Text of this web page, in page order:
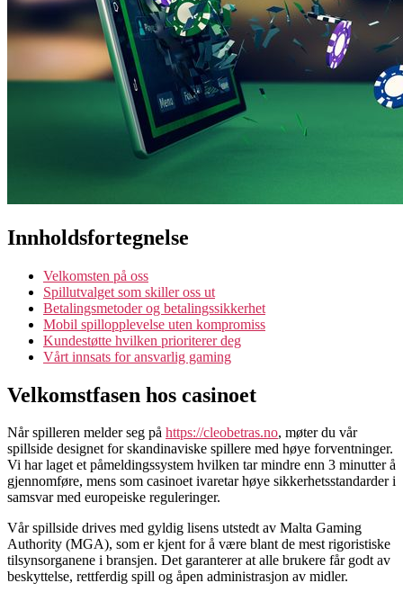
Innholdsfortegnelse
Velkomsten på oss
Spillutvalget som skiller oss ut
Betalingsmetoder og betalingssikkerhet
Mobil spillopplevelse uten kompromiss
Kundestøtte hvilken prioriterer deg
Vårt innsats for ansvarlig gaming
Velkomstfasen hos casinoet
Når spilleren melder seg på https://cleobetras.no, møter du vår
spillside designet for skandinaviske spillere med høye forventninger.
Vi har laget et påmeldingssystem hvilken tar mindre enn 3 minutter å
gjennomføre, mens som casinoet ivaretar høye sikkerhetsstandarder i
samsvar med europeiske reguleringer.
Vår spillside drives med gyldig lisens utstedt av Malta Gaming
Authority (MGA), som er kjent for å være blant de mest rigoristiske
tilsynsorganene i bransjen. Det garanterer at alle brukere får godt av
beskyttelse, rettferdig spill og åpen administrasjon av midler.